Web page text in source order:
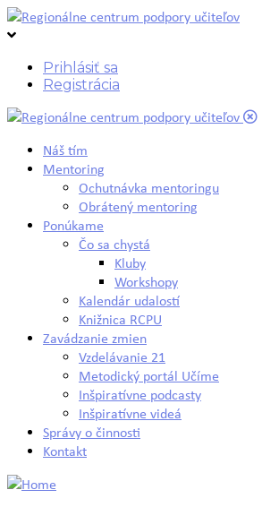
Prihlásiť sa
Registrácia
Náš tím
Mentoring
Ochutnávka mentoringu
Obrátený mentoring
Ponúkame
Čo sa chystá
Kluby
Workshopy
Kalendár udalostí
Knižnica RCPU
Zavádzanie zmien
Vzdelávanie 21
Metodický portál Učíme
Inšpiratívne podcasty
Inšpiratívne videá
Správy o činnosti
Kontakt